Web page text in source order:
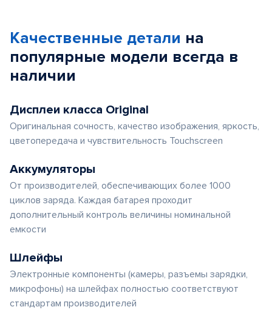
Качественные детали на
популярные модели всегда в
наличии
Дисплеи класса Original
Оригинальная сочность, качество изображения, яркость,
цветопередача и чувствительность Touchscreen
Аккумуляторы
От производителей, обеспечивающих более 1000
циклов заряда. Каждая батарея проходит
дополнительный контроль величины номинальной
емкости
Шлейфы
Электронные компоненты (камеры, разъемы зарядки,
микрофоны) на шлейфах полностью соответствуют
стандартам производителей